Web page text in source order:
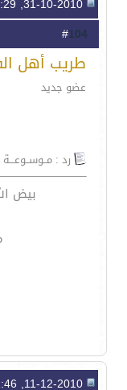
104
طريب أهل
عضو جديد
رد : مــوســوعـــة
بيض